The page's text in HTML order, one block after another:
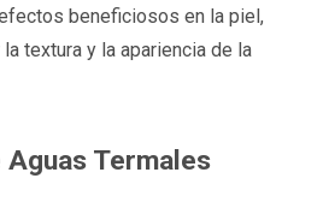
beneficiosos en la piel,
textura y la apariencia de la
Termales